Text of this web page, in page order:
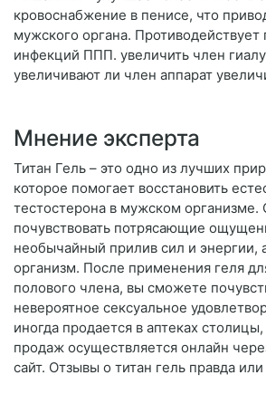
кровоснабжение в пенисе, что
мужского органа.
инфекций ППП. увеличить член
увеличивают ли член аппарат
Мнение эксперта
Титан Гель – это одно из лучших
которое помогает восстановить
тестостерона в мужском
почувствовать потрясающие
необычайный прилив сил и энергии,
организм. После применения геля
полового члена, вы сможете
невероятное сексуальное
иногда продается в аптеках
продаж осуществляется онлайн
сайт. Отзывы о титан гель правда